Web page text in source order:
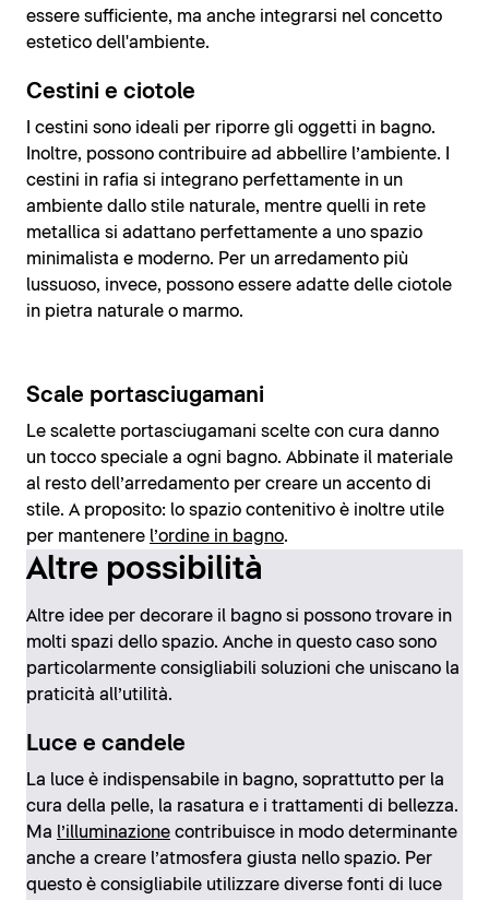
essere sufficiente, ma anche integrarsi nel concetto
estetico dell'ambiente.
Cestini e ciotole
I cestini sono ideali per riporre gli oggetti in bagno.
Inoltre, possono contribuire ad abbellire l’ambiente. I
cestini in rafia si integrano perfettamente in un
ambiente dallo stile naturale, mentre quelli in rete
metallica si adattano perfettamente a uno spazio
minimalista e moderno. Per un arredamento più
lussuoso, invece, possono essere adatte delle ciotole
in pietra naturale o marmo.
Scale portasciugamani
Le scalette portasciugamani scelte con cura danno
un tocco speciale a ogni bagno. Abbinate il materiale
al resto dell’arredamento per creare un accento di
stile. A proposito: lo spazio contenitivo è inoltre utile
per mantenere l’ordine in bagno.
Altre possibilità
Altre idee per decorare il bagno si possono trovare in
molti spazi dello spazio. Anche in questo caso sono
particolarmente consigliabili soluzioni che uniscano la
praticità all’utilità.
Luce e candele
La luce è indispensabile in bagno, soprattutto per la
cura della pelle, la rasatura e i trattamenti di bellezza.
Ma l’illuminazione contribuisce in modo determinante
anche a creare l’atmosfera giusta nello spazio. Per
questo è consigliabile utilizzare diverse fonti di luce